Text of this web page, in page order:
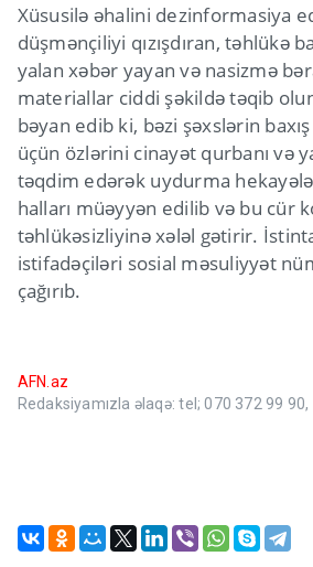
Xüsusilə əhalini dezinformasiya
düşmənçiliyi qızışdıran, təhlükə
yalan xəbər yayan və nasizmə
materiallar ciddi şəkildə təqib
bəyan edib ki, bəzi şəxslərin baxış
üçün özlərini cinayət qurbanı və
təqdim edərək uydurma
halları müəyyən edilib və bu cür
təhlükəsizliyinə xələl gətirir.
istifadəçiləri sosial məsuliyyət
çağırıb.
AFN.az
Redaksiyamızla əlaqə: tel; 070 372 99